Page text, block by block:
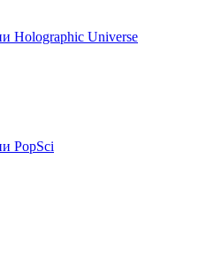
Holographic Universe
PopSci